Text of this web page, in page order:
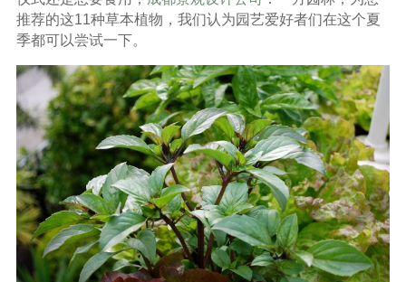
推荐的这11种草本植物，我们认为园艺爱好者们在这个夏
季都可以尝试一下。